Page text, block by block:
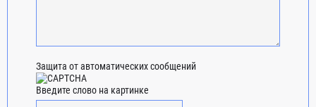
Защита от автоматических сообщений
Введите слово на картинке